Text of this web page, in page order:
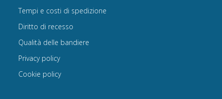
Tempi e costi di spedizione
Diritto di recesso
Qualità delle bandiere
Privacy policy
Cookie policy